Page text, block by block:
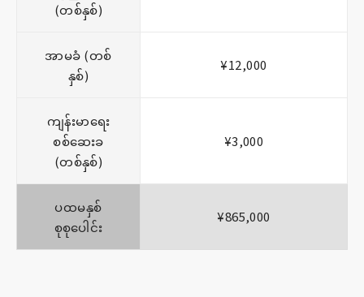
(တစ်နှစ်)
အာမခံ (တစ်
နှစ်)
¥12,000
ကျန်းမာရေး
စစ်ဆေးခ
(တစ်နှစ်)
¥3,000
ပထမနှစ်
စုစုပေါင်း
¥865,000